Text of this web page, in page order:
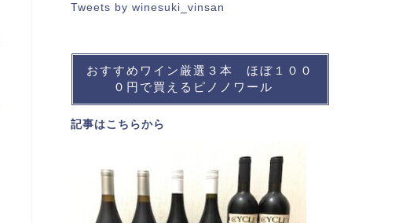
Tweets by winesuki_vinsan
おすすめワイン厳選３本 ほぼ１００
０円で買えるピノノワール
記事はこちらから